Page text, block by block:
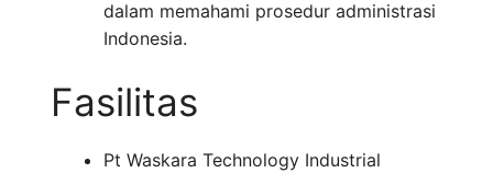
dalam memahami prosedur administrasi
Indonesia.
Fasilitas
Pt Waskara Technology Industrial